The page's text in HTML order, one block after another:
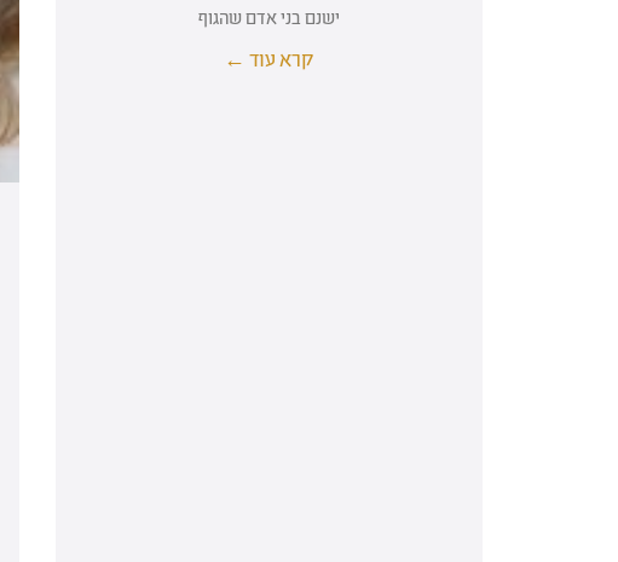
ישנם בני אדם שהגוף
קרא עוד ←